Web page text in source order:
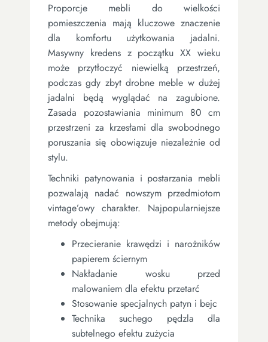
Proporcje mebli do wielkości
pomieszczenia mają kluczowe znaczenie
dla komfortu użytkowania jadalni.
Masywny kredens z początku XX wieku
może przytłoczyć niewielką przestrzeń,
podczas gdy zbyt drobne meble w dużej
jadalni będą wyglądać na zagubione.
Zasada pozostawiania minimum 80 cm
przestrzeni za krzesłami dla swobodnego
poruszania się obowiązuje niezależnie od
stylu.
Techniki patynowania i postarzania mebli
pozwalają nadać nowszym przedmiotom
vintage’owy charakter. Najpopularniejsze
metody obejmują:
Przecieranie krawędzi i narożników
papierem ściernym
Nakładanie wosku przed
malowaniem dla efektu przetarć
Stosowanie specjalnych patyn i bejc
Technika suchego pędzla dla
subtelnego efektu zużycia